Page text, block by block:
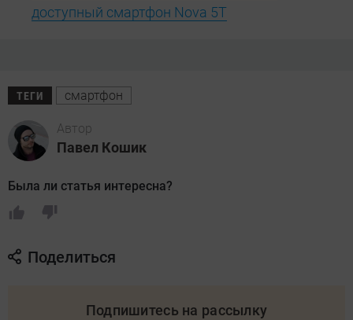
доступный смартфон Nova 5T
ТЕГИ смартфон
Автор
Павел Кошик
Была ли статья интересна?
Поделиться
Подпишитесь на рассылку